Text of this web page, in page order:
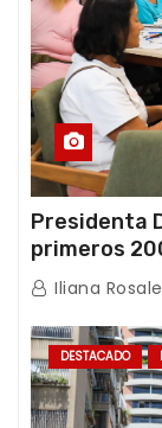
Presidenta
primeros
de los
Iliana
DESTACADO